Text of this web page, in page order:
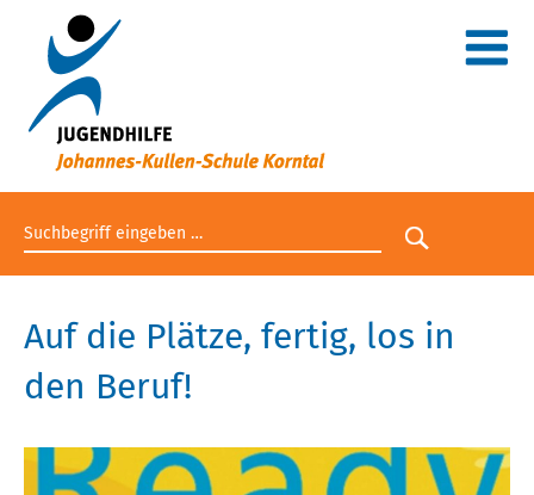
Suchbegriff eingeben
Suche
Auf die Plätze, fertig, los in
den Beruf!